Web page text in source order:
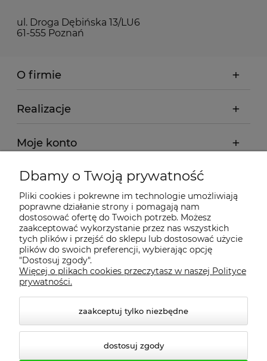
ul. Droga Dębińska 13/LU6
61-555 Poznań
O firmie
Realizacje
Moje konto
Regulamin
Dostawa - realizacja
Gwarancja i zwroty
Pomoc
Dbamy o Twoją prywatność
Pliki cookies i pokrewne im technologie umożliwiają
poprawne działanie strony i pomagają nam
dostosować ofertę do Twoich potrzeb. Możesz
zaakceptować wykorzystanie przez nas wszystkich
tych plików i przejść do sklepu lub dostosować użycie
plików do swoich preferencji, wybierając opcję
"Dostosuj zgody".
Więcej o plikach cookies przeczytasz w naszej Polityce
prywatności.
zaakceptuj tylko niezbędne
dostosuj zgody